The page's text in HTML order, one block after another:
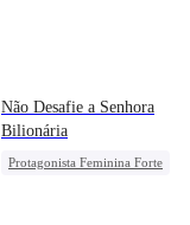
Não Desafie a Senhora
Bilionária
Protagonista Feminina Forte